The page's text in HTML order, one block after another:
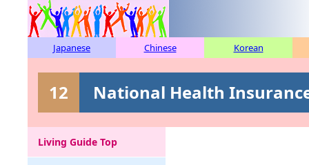
Japanese Chinese Korean
12 National Health
Living Guide Top